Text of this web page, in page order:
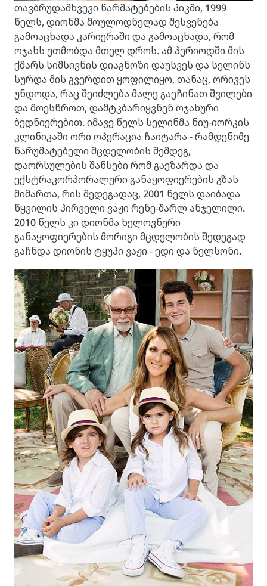
თავბრუდამხვევი წარმატებების პიკში, 1999
წელს, დიონმა მოულოდნელად შესვენება
გამოაცხადა კარიერაში და გამოაცხადა, რომ
ოჯახს უთმობდა მთელ დროს. ამ პერიოდში მის
ქმარს სიმსივნის დიაგნოზი დაუსვეს და სელინს
სურდა მის გვერდით ყოფილიყო, თანაც, ორივეს
უნდოდა, რაც შეიძლება მალე გაეჩინათ შვილები
და მოესწროთ, დამტკბარიყვნენ ოჯახური
ბედნიერებით. იმავე წელს სელინმა ნიუ-იორკის
კლინიკაში ორი ოპერაცია ჩაიტარა - რამდენიმე
წარუმატებელი მცდელობის შემდეგ,
დაორსულების შანსები რომ გაეზარდა და
ექსტრაკორპორალური განაყოფიერების გზას
მიმართა, რის შედეგადაც, 2001 წელს დაიბადა
წყვილის პირველი ვაჟი რენე-შარლ ანჯელილი.
2010 წელს კი დიონმა ხელოვნური
განაყოფიერების მორიგი მცდელობის შედეგად
გაჩნდა დიონის ტყუპი ვაჟი - ედი და ნელსონი.